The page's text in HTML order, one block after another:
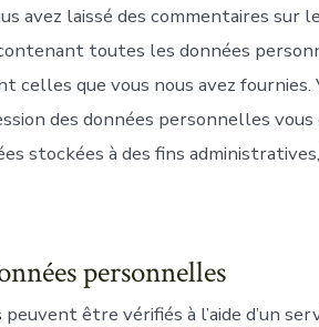
avez laissé des commentaires sur
toutes les données
celles que vous nous avez fournies.
des données personnelles
stockées à des fins
personnelles
être vérifiés à l’aide d’un